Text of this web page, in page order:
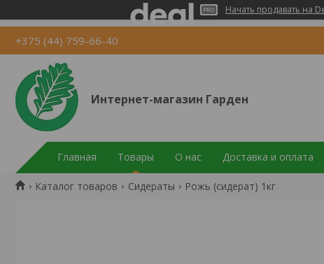
Начать продавать на
+375 (44) 759-66-40
Интернет-магазин Гарден
Главная Товары О нас Доставка и оплата
Каталог товаров Сидераты Рожь (сидерат) 1кг